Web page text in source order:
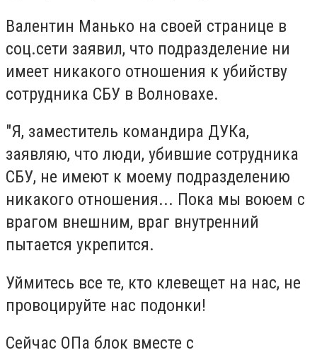
Валентин Манько на своей странице в
соц.сети заявил, что подразделение ни
имеет никакого отношения к убийству
сотрудника СБУ в Волновахе.
"Я, заместитель командира ДУКа,
заявляю, что люди, убившие сотрудника
СБУ, не имеют к моему подразделению
никакого отношения... Пока мы воюем с
врагом внешним, враг внутренний
пытается укрепится.
Уймитесь все те, кто клевещет на нас, не
провоцируйте нас подонки!
Сейчас ОПа блок вместе с